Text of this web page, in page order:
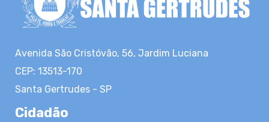
Avenida São Cristóvão, 56, Jardim Luciana
CEP: 13513-170
Santa Gertrudes - SP
Cidadão